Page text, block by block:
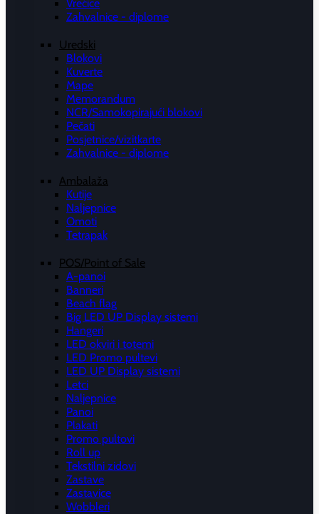
Vrećice
Zahvalnice - diplome
Uredski
Blokovi
Kuverte
Mape
Memorandum
NCR/Samokopirajući blokovi
Pečati
Posjetnice/vizitkarte
Zahvalnice - diplome
Ambalaža
Kutije
Naljepnice
Omoti
Tetrapak
POS/Point of Sale
A-panoi
Banneri
Beach flag
Big LED UP Display sistemi
Hangeri
LED okviri i totemi
LED Promo pultevi
LED UP Display sistemi
Letci
Naljepnice
Panoi
Plakati
Promo pultovi
Roll up
Tekstilni zidovi
Zastave
Zastavice
Wobbleri